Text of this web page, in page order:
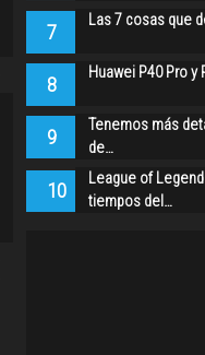
7 Las 7 cosas que
8 Huawei P40 Pro y
9
Tenemos más
de…
10
League of
tiempos del…